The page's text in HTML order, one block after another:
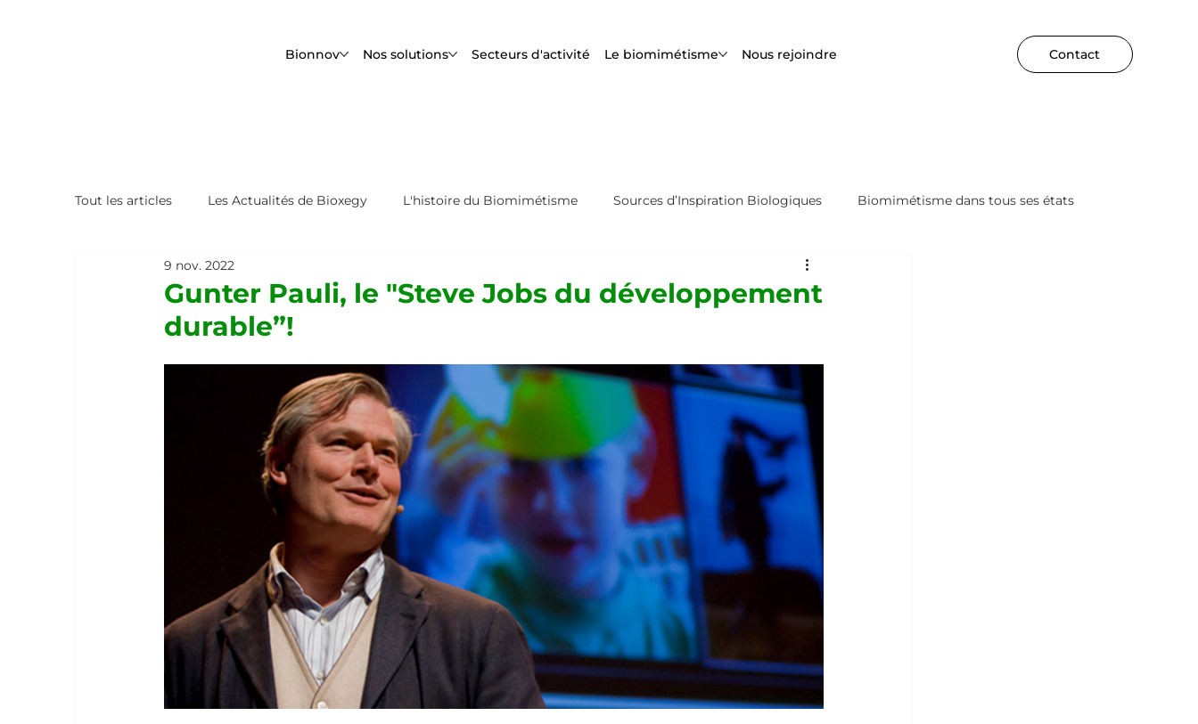
Bionnov Nos solutions Secteurs d'activité Le biomimétisme Nous rejoindre Contact
Tout les articles Les Actualités de Bioxegy L'histoire du Biomimétisme Sources d’Inspiration Biologiques Biomimétisme dans tous ses états
Le Saviez-Vous ?
Gunter Pauli, le "Steve Jobs du développement
durable”!
9 nov. 2022